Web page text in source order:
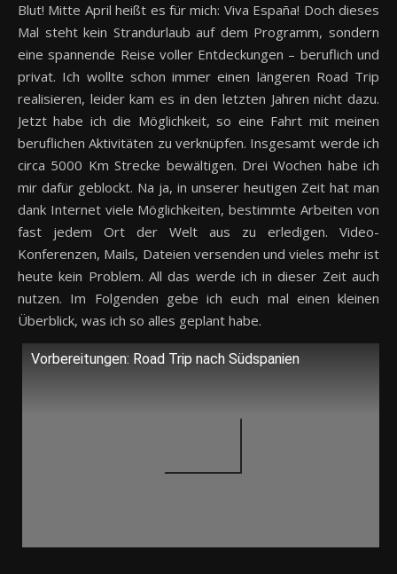
Blut! Mitte April heißt es für mich: Viva España! Doch dieses
Mal steht kein Strandurlaub auf dem Programm, sondern
eine spannende Reise voller Entdeckungen – beruflich und
privat. Ich wollte schon immer einen längeren Road Trip
realisieren, leider kam es in den letzten Jahren nicht dazu.
Jetzt habe ich die Möglichkeit, so eine Fahrt mit meinen
beruflichen Aktivitäten zu verknüpfen. Insgesamt werde ich
circa 5000 Km Strecke bewältigen. Drei Wochen habe ich
mir dafür geblockt. Na ja, in unserer heutigen Zeit hat man
dank Internet viele Möglichkeiten, bestimmte Arbeiten von
fast jedem Ort der Welt aus zu erledigen. Video-
Konferenzen, Mails, Dateien versenden und vieles mehr ist
heute kein Problem. All das werde ich in dieser Zeit auch
nutzen. Im Folgenden gebe ich euch mal einen kleinen
Überblick, was ich so alles geplant habe.
Vorbereitungen: Road Trip nach Südspanien